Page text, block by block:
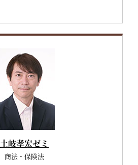
土岐孝宏ゼミ
商法・保険法